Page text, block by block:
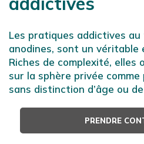
Les pratiques addictives au
anodines, sont un véritable
Riches de complexité, elles
sur la sphère privée
sans distinction d’âge ou
PRENDRE